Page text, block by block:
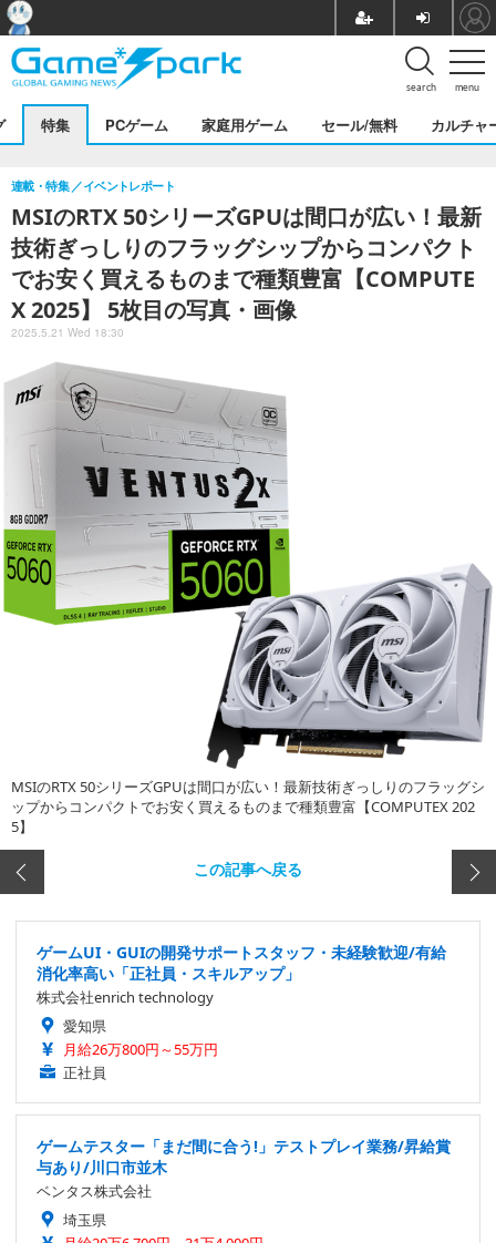
menu
search
特集 PCゲーム 家庭用ゲーム セール/無料 カルチャ
MSIのRTX 50シリーズGPUは間口が広い！最新
技術ぎっしりのフラッグシップからコンパクト
でお安く買えるものまで種類豊富【COMPUTE
X 2025】 5枚目の写真・画像
連載・特集 イベントレポート
2025.5.21 Wed 18:30
MSIのRTX 50シリーズGPUは間口が広い！最新技術ぎっしりのフラッグシ
ップからコンパクトでお安く買えるものまで種類豊富【COMPUTEX 202
5】
この記事へ戻る
ゲームUI・GUIの開発サポートスタッフ・未経験歓迎/有給
消化率高い「正社員・スキルアップ」
株式会社enrich technology
愛知県
月給26万800円～55万円
正社員
ゲームテスター「まだ間に合う!」テストプレイ業務/昇給賞
与あり/川口市並木
ベンタス株式会社
埼玉県